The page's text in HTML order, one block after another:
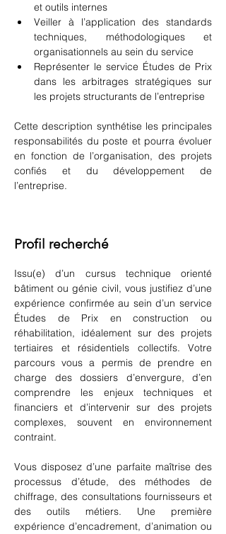
et outils internes
Veiller à l’application des standards
techniques, méthodologiques et
organisationnels au sein du service
Représenter le service Études de Prix
dans les arbitrages stratégiques sur
les projets structurants de l’entreprise
Cette description synthétise les principales
responsabilités du poste et pourra évoluer
en fonction de l’organisation, des projets
confiés et du développement de
l’entreprise.
Profil recherché
Issu(e) d’un cursus technique orienté
bâtiment ou génie civil, vous justifiez d’une
expérience confirmée au sein d’un service
Études de Prix en construction ou
réhabilitation, idéalement sur des projets
tertiaires et résidentiels collectifs. Votre
parcours vous a permis de prendre en
charge des dossiers d’envergure, d’en
comprendre les enjeux techniques et
financiers et d’intervenir sur des projets
complexes, souvent en environnement
contraint.
Vous disposez d’une parfaite maîtrise des
processus d’étude, des méthodes de
chiffrage, des consultations fournisseurs et
des outils métiers. Une première
expérience d’encadrement, d’animation ou